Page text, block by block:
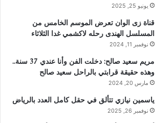
يونيو 25, 2025
قناة زى الوان تعرض الموسم الخامس من
المسلسل الهندى رحله لاكشمي غدا الثلاثاء
نوفمبر 11, 2024
مريم سعيد صالح: دخلت الفن وأنا عندي 37 سنة..
وهذه حقيقة قرابتي بالراحل سعيد صالح
مارس 20, 2024
ياسمين نيازي تتألق في حقل كامل العدد بالرياض
نوفمبر 26, 2025